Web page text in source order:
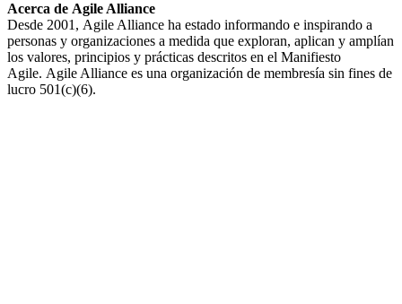
Acerca de Agile Alliance
Desde 2001, Agile Alliance ha estado informando e inspirando a
personas y organizaciones a medida que exploran, aplican y amplían
los valores, principios y prácticas descritos en el Manifiesto
Agile. Agile Alliance es una organización de membresía sin fines de
lucro 501(c)(6).